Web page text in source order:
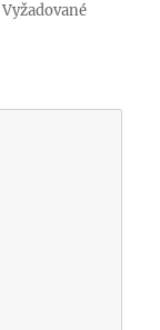
Vyžadované